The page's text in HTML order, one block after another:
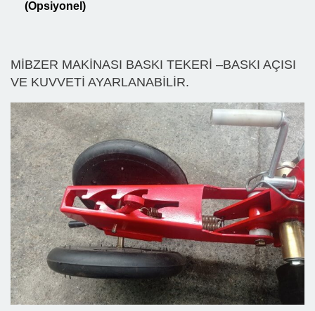
(Opsiyonel)
MİBZER MAKİNASI BASKI TEKERİ –BASKI AÇISI
VE KUVVETİ AYARLANABİLİR.